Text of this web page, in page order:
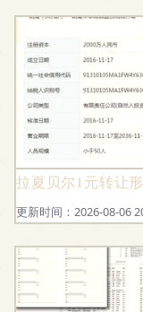
拉夏贝尔1元转让
更新时间：2026-08-06